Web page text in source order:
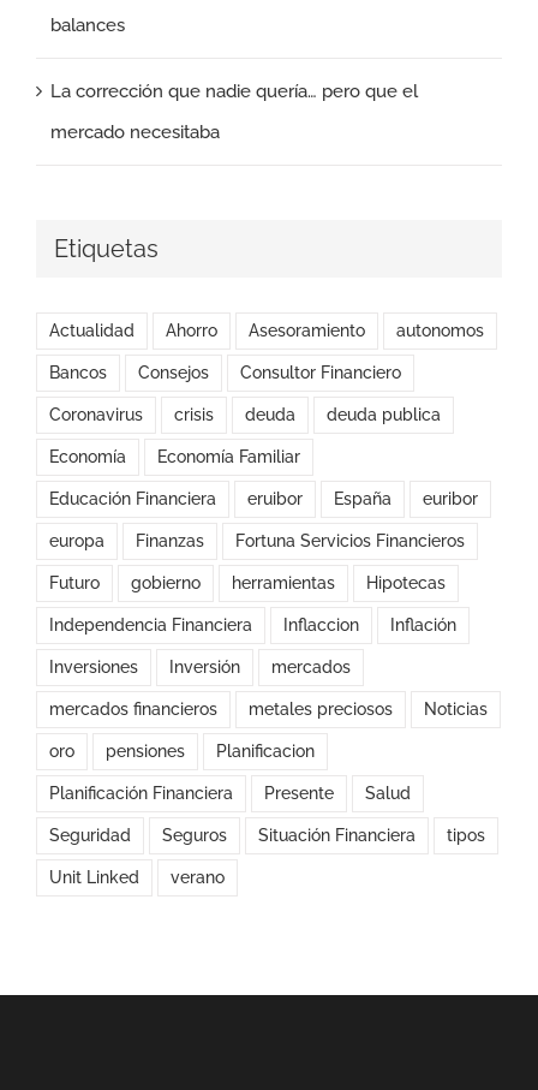
balances
La corrección que nadie quería… pero que el
mercado necesitaba
Etiquetas
Actualidad Ahorro Asesoramiento autonomos
Bancos Consejos Consultor Financiero
Coronavirus crisis deuda deuda publica
Economía Economía Familiar
Educación Financiera eruibor España euribor
europa Finanzas Fortuna Servicios Financieros
Futuro gobierno herramientas Hipotecas
Independencia Financiera Inflaccion Inflación
Inversiones Inversión mercados
mercados financieros metales preciosos Noticias
oro pensiones Planificacion
Planificación Financiera Presente Salud
Seguridad Seguros Situación Financiera tipos
Unit Linked verano